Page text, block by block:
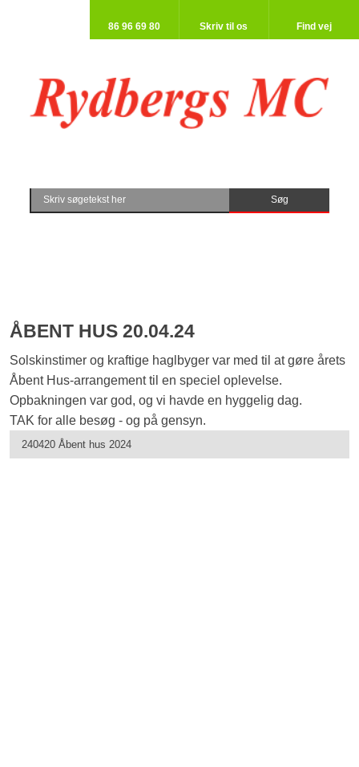
86 96 69 80​ Skriv til os​ Find vej​
ÅBENT HUS​ 20.04.24
Solskinstimer og kraftige haglbyger var med til at gøre årets
Åbent Hus-arrangement til en speciel oplevelse.
Opbakningen var god, og vi havde en hyggelig dag.
TAK for alle besøg - og på gensyn.
240420 Åbent hus 2024